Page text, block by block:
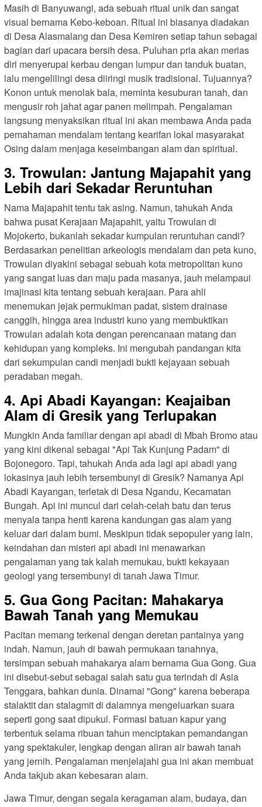
Masih di Banyuwangi, ada sebuah ritual unik dan sangat
visual bernama Kebo-keboan. Ritual ini biasanya diadakan
di Desa Alasmalang dan Desa Kemiren setiap tahun sebagai
bagian dari upacara bersih desa. Puluhan pria akan merias
diri menyerupai kerbau dengan lumpur dan tanduk buatan,
lalu mengelilingi desa diiringi musik tradisional. Tujuannya?
Konon untuk menolak bala, meminta kesuburan tanah, dan
mengusir roh jahat agar panen melimpah. Pengalaman
langsung menyaksikan ritual ini akan membawa Anda pada
pemahaman mendalam tentang kearifan lokal masyarakat
Osing dalam menjaga keseimbangan alam dan spiritual.
3. Trowulan: Jantung Majapahit yang
Lebih dari Sekadar Reruntuhan
Nama Majapahit tentu tak asing. Namun, tahukah Anda
bahwa pusat Kerajaan Majapahit, yaitu Trowulan di
Mojokerto, bukanlah sekadar kumpulan reruntuhan candi?
Berdasarkan penelitian arkeologis mendalam dan peta kuno,
Trowulan diyakini sebagai sebuah kota metropolitan kuno
yang sangat luas dan maju pada masanya, jauh melampaui
imajinasi kita tentang sebuah kerajaan. Para ahli
menemukan jejak permukiman padat, sistem drainase
canggih, hingga area industri kuno yang membuktikan
Trowulan adalah kota dengan perencanaan matang dan
kehidupan yang kompleks. Ini mengubah pandangan kita
dari sekumpulan candi menjadi bukti kejayaan sebuah
peradaban megah.
4. Api Abadi Kayangan: Keajaiban
Alam di Gresik yang Terlupakan
Mungkin Anda familiar dengan api abadi di Mbah Bromo atau
yang kini dikenal sebagai "Api Tak Kunjung Padam" di
Bojonegoro. Tapi, tahukah Anda ada lagi api abadi yang
lokasinya jauh lebih tersembunyi di Gresik? Namanya Api
Abadi Kayangan, terletak di Desa Ngandu, Kecamatan
Bungah. Api ini muncul dari celah-celah batu dan terus
menyala tanpa henti karena kandungan gas alam yang
keluar dari dalam bumi. Meskipun tidak sepopuler yang lain,
keindahan dan misteri api abadi ini menawarkan
pengalaman yang tak kalah memukau, bukti kekayaan
geologi yang tersembunyi di tanah Jawa Timur.
5. Gua Gong Pacitan: Mahakarya
Bawah Tanah yang Memukau
Pacitan memang terkenal dengan deretan pantainya yang
indah. Namun, jauh di bawah permukaan tanahnya,
tersimpan sebuah mahakarya alam bernama Gua Gong. Gua
ini disebut-sebut sebagai salah satu gua terindah di Asia
Tenggara, bahkan dunia. Dinamai "Gong" karena beberapa
stalaktit dan stalagmit di dalamnya mengeluarkan suara
seperti gong saat dipukul. Formasi batuan kapur yang
terbentuk selama ribuan tahun menciptakan pemandangan
yang spektakuler, lengkap dengan aliran air bawah tanah
yang jernih. Pengalaman menjelajahi gua ini akan membuat
Anda takjub akan kebesaran alam.
Jawa Timur, dengan segala keragaman alam, budaya, dan